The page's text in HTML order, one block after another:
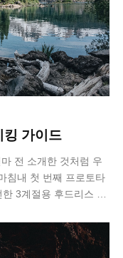
킹 가이드
전 소개한 것처럼 우
침내 첫 번째 프로토타
3계절용 후드리스 침